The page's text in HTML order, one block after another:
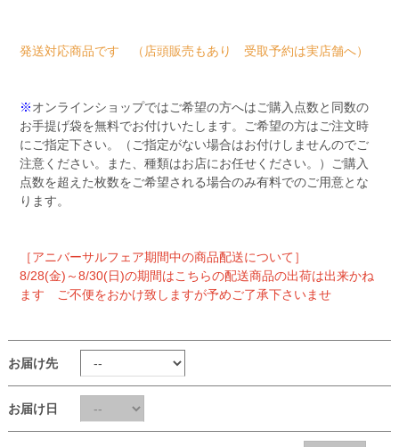
発送対応商品です （店頭販売もあり 受取予約は実店舗へ）
※オンラインショップではご希望の方へはご購入点数と同数の
お手提げ袋を無料でお付けいたします。ご希望の方はご注文時
にご指定下さい。（ご指定がない場合はお付けしませんのでご
注意ください。また、種類はお店にお任せください。）ご購入
点数を超えた枚数をご希望される場合のみ有料でのご用意とな
ります。
［アニバーサルフェア期間中の商品配送について］
8/28(金)～8/30(日)の期間はこちらの配送商品の出荷は出来かね
ます ご不便をおかけ致しますが予めご了承下さいませ
お届け先
お届け日